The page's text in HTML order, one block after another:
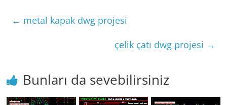
← metal kapak dwg projesi
çelik çatı dwg projesi →
Bunları da sevebilirsiniz